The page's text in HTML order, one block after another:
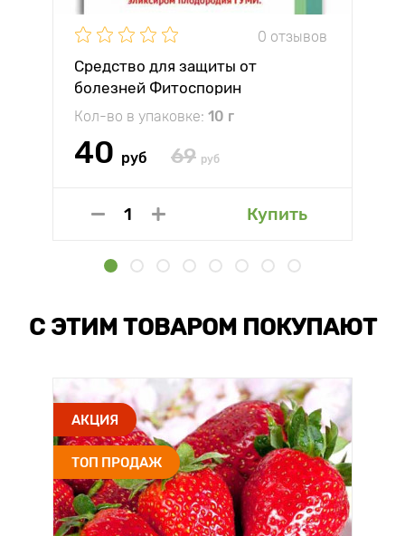
0 отзывов
Средство для защиты от
болезней Фитоспорин
Кол-во в упаковке: 10 г
40 руб 69 руб
Купить
С ЭТИМ ТОВАРОМ ПОКУПАЮТ
АКЦИЯ
ТОП ПРОДАЖ